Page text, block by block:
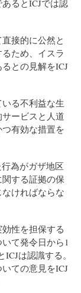
るとICJでは認
接的に公然と
ため、イスラ
との見解をICJ
る不利益な生
ービスと人道
有効な措置を
為がガザ地区
する証拠の保
ければならな
性を担保する
て発令日から1
は認識する。
ての意見をICJ